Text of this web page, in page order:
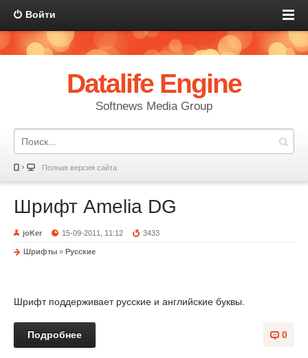
Войти
Datalife Engine
Softnews Media Group
Полная версия сайта
Шрифт Amelia DG
joKer 15-09-2011, 11:12 3433
Шрифты » Русские
Шрифт поддерживает русские и английские буквы.
0
Подробнее